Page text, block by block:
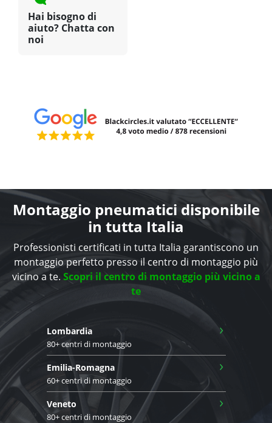
Hai bisogno di
aiuto? Chatta con
noi
Montaggio pneumatici disponibile
in tutta Italia
Professionisti certificati in tutta Italia garantiscono un
montaggio perfetto presso il centro di montaggio più
vicino a te. Scopri il centro di montaggio più vicino a
te
Lombardia
80+ centri di montaggio
›
Emilia-Romagna
60+ centri di montaggio
›
Veneto
80+ centri di montaggio
›